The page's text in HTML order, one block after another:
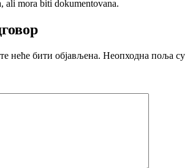
ali mora biti dokumentovana.
неће бити објављена. Неопходна поља су